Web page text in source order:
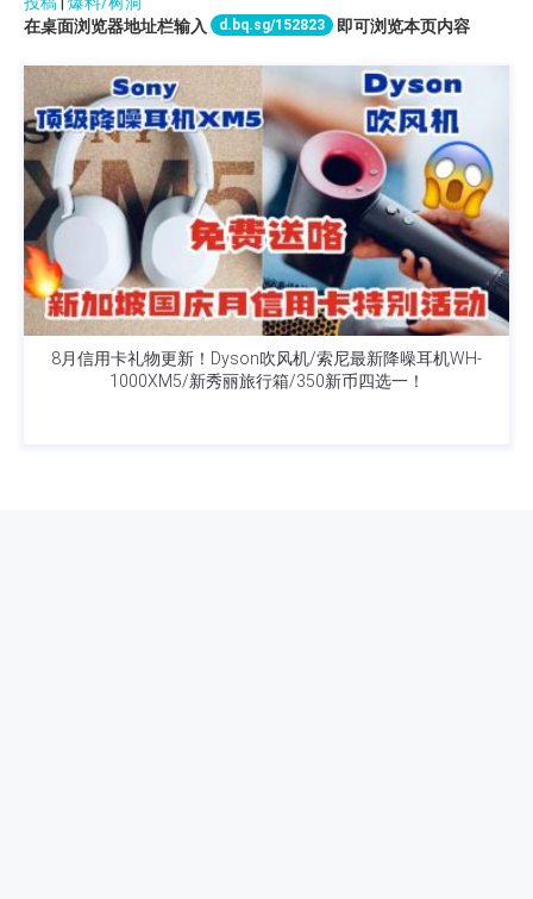
在桌面浏览器地址栏输入
d.bq.sg/152823 即可浏览本页内容
8月信用卡礼物更新！Dyson吹风机/索尼最新降噪耳机WH-
1000XM5/新秀丽旅行箱/350新币四选一！